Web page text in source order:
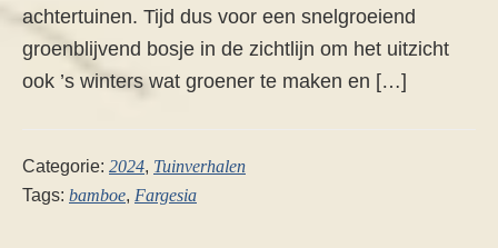
achtertuinen. Tijd dus voor een snelgroeiend
groenblijvend bosje in de zichtlijn om het uitzicht
ook ’s winters wat groener te maken en […]
Categorie: 2024, Tuinverhalen
Tags: bamboe, Fargesia